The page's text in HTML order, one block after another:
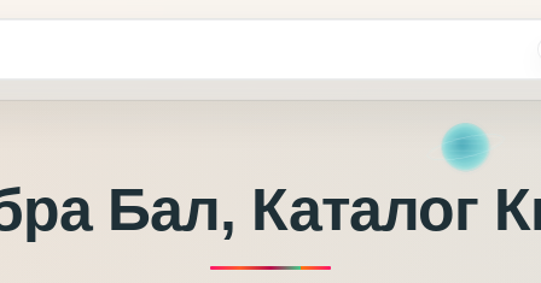
Бал, Каталог